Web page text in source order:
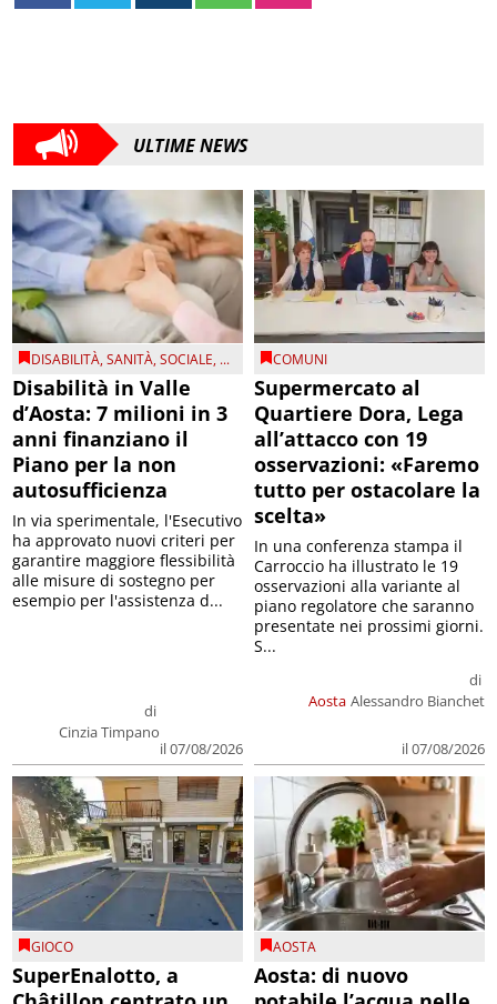
ULTIME NEWS
DISABILITÀ,SANITÀ,SOCIALE, ...
Disabilità in Valle
d’Aosta: 7 milioni in 3
anni finanziano il
Piano per la non
autosufficienza
di
Cinzia Timpano
il 07/08/2026
In via sperimentale, l'Esecutivo
ha approvato nuovi criteri per
garantire maggiore flessibilità
alle misure di sostegno per
esempio per l'assistenza d...
COMUNI
Supermercato al
Quartiere Dora, Lega
all’attacco con 19
osservazioni: «Faremo
tutto per ostacolare la
scelta»
Aosta
di
Alessandro Bianchet
il 07/08/2026
In una conferenza stampa il
Carroccio ha illustrato le 19
osservazioni alla variante al
piano regolatore che saranno
presentate nei prossimi giorni.
S...
GIOCO
SuperEnalotto, a
AOSTA
Aosta: di nuovo